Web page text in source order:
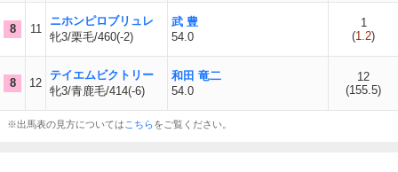
8 11
ニホンピロブリュレ
牝3/栗毛/460(-2)
武 豊
54.0
1
(1.2)
8 12
テイエムビクトリー
牝3/青鹿毛/414(-6)
和田 竜二
54.0
12
(155.5)
※出馬表の見方については こちらをご覧ください。